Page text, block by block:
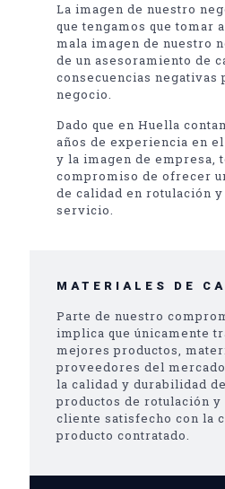
La imagen de nuestro
que tengamos que tomar
mala imagen de nuestro
de un asesoramiento de
consecuencias negativas
negocio.
Dado que en Huella
años de experiencia en
y la imagen de empresa,
compromiso de ofrecer
de calidad en rotulación
servicio.
MATERIALES DE
Parte de nuestro
implica que únicamente
mejores productos,
proveedores del
la calidad y durabilidad
productos de rotulación
cliente satisfecho con la
producto contratado.